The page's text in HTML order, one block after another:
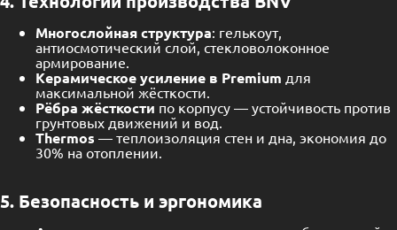
Многослойная структура: гелькоут,
антиосмотический слой, стекловолоконное
армирование.
Керамическое усиление в Premium для
максимальной жёсткости.
Рёбра жёсткости по корпусу — устойчивость против
грунтовых движений и вод.
Thermos — теплоизоляция стен и дна, экономия до
30% на отоплении.
5. Безопасность и эргономика